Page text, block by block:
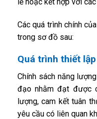
Các quá trình chính
trong sơ đồ sau:
Quá trình thiết
Chính sách năng
đạo nhằm đạt được
lượng, cam kết tuân
yêu cầu có liên quan